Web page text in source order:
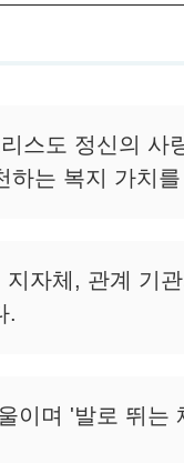
스도 정신의 사
하는 복지 가치
자체, 관계 기
.
이며 '발로 뛰는